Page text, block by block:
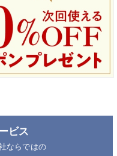
ビス
ならではの